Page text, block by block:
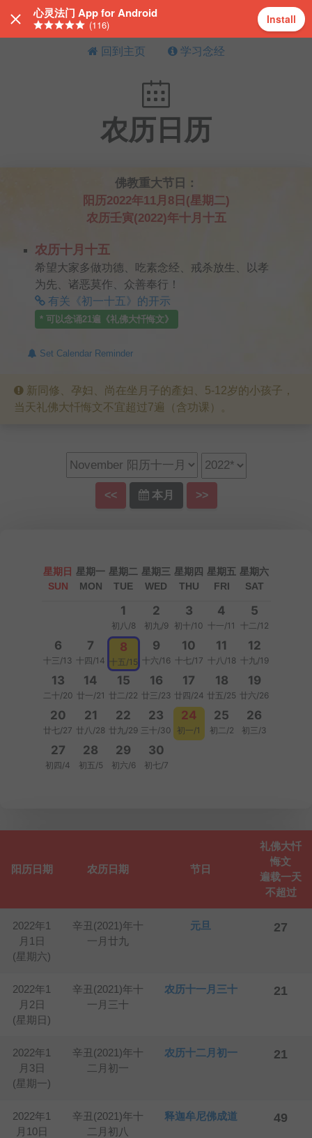
心灵法门 App for Android
(116) Install
回到主页 学习念经
农历日历
佛教重大节日：
阳历2022年11月8日(星期二)
农历壬寅(2022)年十月十五
农历十月十五
希望大家多做功德、吃素念经、戒杀放生、以孝
为先、诸恶莫作、众善奉行！
有关《初一十五》的开示
* 可以念诵21遍《礼佛大忏悔文》
Set Calendar Reminder
新同修、孕妇、尚在坐月子的產妇、5-12岁的小孩子，
当天礼佛大忏悔文不宜超过7遍（含功课）。
<< 本月 >>
星期日
SUN
星期一
MON
星期二
TUE
星期三
WED
星期四
THU
星期五
FRI
星期六
SAT
1
初八/8
2
初九/9
3
初十/10
4
十一/11
5
十二/12
6
十三/13
7
十四/14
8
十五/15
9
十六/16
10
十七/17
11
十八/18
12
十九/19
13
二十/20
14
廿一/21
15
廿二/22
16
廿三/23
17
廿四/24
18
廿五/25
19
廿六/26
20
廿七/27
21
廿八/28
22
廿九/29
23
三十/30
24
初一/1
25
初二/2
26
初三/3
27
初四/4
28
初五/5
29
初六/6
30
初七/7
阳历日期 农历日期 节日
礼佛大忏
悔文
遍载一天
不超过
2022年1
月1日
(星期六)
辛丑(2021)年十
一月廿九
元旦 27
2022年1
月2日
(星期日)
辛丑(2021)年十
一月三十
农历十一月三十 21
2022年1
月3日
(星期一)
辛丑(2021)年十
二月初一
农历十二月初一 21
2022年1
月10日
辛丑(2021)年十
二月初八
释迦牟尼佛成道 49